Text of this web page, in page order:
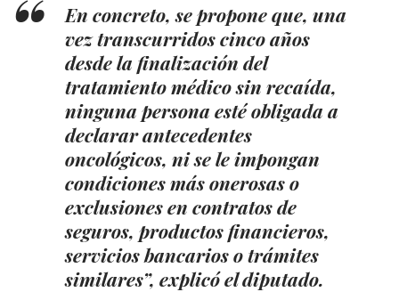
En concreto, se propone que, una
vez transcurridos cinco años
desde la finalización del
tratamiento médico sin recaída,
ninguna persona esté obligada a
declarar antecedentes
oncológicos, ni se le impongan
condiciones más onerosas o
exclusiones en contratos de
seguros, productos financieros,
servicios bancarios o trámites
similares”, explicó el diputado.